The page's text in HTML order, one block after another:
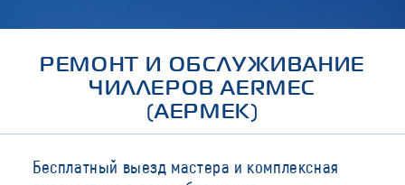
РЕМОНТ И ОБСЛУЖИВАНИЕ
ЧИЛЛЕРОВ AERMEC
(АЕРМЕК)
Бесплатный выезд мастера и комплексная